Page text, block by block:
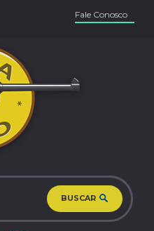
Fale Conosco
BUSCAR